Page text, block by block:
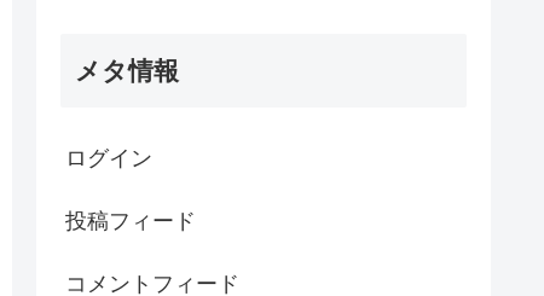
メタ情報
ログイン
投稿フィード
コメントフィード